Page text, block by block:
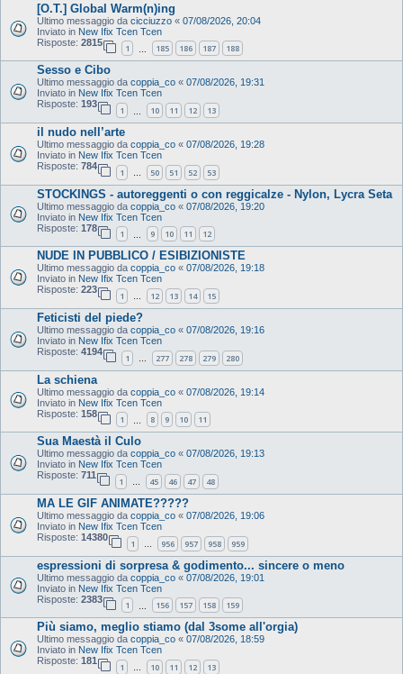
[O.T.] Global Warm(n)ing
Ultimo messaggio da cicciuzzo « 07/08/2026, 20:04
Inviato in New Ifix Tcen Tcen
Risposte: 2815
1 185 186 187 188
Sesso e Cibo
Ultimo messaggio da coppia_co « 07/08/2026, 19:31
Inviato in New Ifix Tcen Tcen
Risposte: 193
1 10 11 12 13
il nudo nell’arte
Ultimo messaggio da coppia_co « 07/08/2026, 19:28
Inviato in New Ifix Tcen Tcen
Risposte: 784
1 … 50 51 52 53
STOCKINGS - autoreggenti o con reggicalze - Nylon, Lycra Seta
Ultimo messaggio da coppia_co « 07/08/2026, 19:20
Inviato in New Ifix Tcen Tcen
Risposte: 178
1 9 10 11 12
NUDE IN PUBBLICO / ESIBIZIONISTE
Ultimo messaggio da coppia_co « 07/08/2026, 19:18
Inviato in New Ifix Tcen Tcen
Risposte: 223
1 … 12 13 14 15
Feticisti del piede?
Ultimo messaggio da coppia_co « 07/08/2026, 19:16
Inviato in New Ifix Tcen Tcen
Risposte: 4194
1 … 277 278 279 280
La schiena
Ultimo messaggio da coppia_co « 07/08/2026, 19:14
Inviato in New Ifix Tcen Tcen
Risposte: 158
1 8 9 10 11
Sua Maestà il Culo
Ultimo messaggio da coppia_co « 07/08/2026, 19:13
Inviato in New Ifix Tcen Tcen
Risposte: 711
1 … 45 46 47 48
MA LE GIF ANIMATE?????
Ultimo messaggio da coppia_co « 07/08/2026, 19:06
Inviato in New Ifix Tcen Tcen
Risposte: 14380
1 … 956 957 958 959
espressioni di sorpresa & godimento... sincere o meno
Ultimo messaggio da coppia_co « 07/08/2026, 19:01
Inviato in New Ifix Tcen Tcen
Risposte: 2383
1 156 157 158 159
Più siamo, meglio stiamo (dal 3some all'orgia)
Ultimo messaggio da coppia_co « 07/08/2026, 18:59
Inviato in New Ifix Tcen Tcen
Risposte: 181
1 … 10 11 12 13